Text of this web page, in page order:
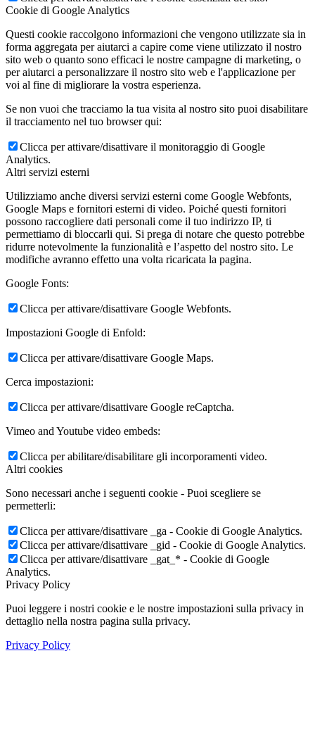
Cookie di Google Analytics
Questi cookie raccolgono informazioni che vengono utilizzate sia in
forma aggregata per aiutarci a capire come viene utilizzato il nostro
sito web o quanto sono efficaci le nostre campagne di marketing, o
per aiutarci a personalizzare il nostro sito web e l'applicazione per
voi al fine di migliorare la vostra esperienza.
Se non vuoi che tracciamo la tua visita al nostro sito puoi disabilitare
il tracciamento nel tuo browser qui:
Clicca per attivare/disattivare il monitoraggio di Google
Analytics.
Altri servizi esterni
Utilizziamo anche diversi servizi esterni come Google Webfonts,
Google Maps e fornitori esterni di video. Poiché questi fornitori
possono raccogliere dati personali come il tuo indirizzo IP, ti
permettiamo di bloccarli qui. Si prega di notare che questo potrebbe
ridurre notevolmente la funzionalità e l’aspetto del nostro sito. Le
modifiche avranno effetto una volta ricaricata la pagina.
Google Fonts:
Clicca per attivare/disattivare Google Webfonts.
Impostazioni Google di Enfold:
Clicca per attivare/disattivare Google Maps.
Cerca impostazioni:
Clicca per attivare/disattivare Google reCaptcha.
Vimeo and Youtube video embeds:
Clicca per abilitare/disabilitare gli incorporamenti video.
Altri cookies
Sono necessari anche i seguenti cookie - Puoi scegliere se
permetterli:
Clicca per attivare/disattivare _ga - Cookie di Google Analytics.
Clicca per attivare/disattivare _gid - Cookie di Google Analytics.
Clicca per attivare/disattivare _gat_* - Cookie di Google
Analytics.
Privacy Policy
Puoi leggere i nostri cookie e le nostre impostazioni sulla privacy in
dettaglio nella nostra pagina sulla privacy.
Privacy Policy